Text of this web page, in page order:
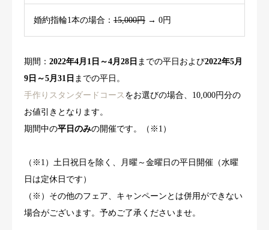
婚約指輪1本の場合： 15,000円 → 0円
期間： 2022年4月1日～4月28日 までの平日および2022年5月
9日～5月31日 までの平日。
手作りスタンダードコース をお選びの場合、10,000円分の
お値引きとなります。
期間中の平日のみの開催です。（※1）
（※1）土日祝日を除く、月曜～金曜日の平日開催（水曜
日は定休日です）
（※）その他のフェア、キャンペーンとは併用ができない
場合がございます。予めご了承くださいませ。